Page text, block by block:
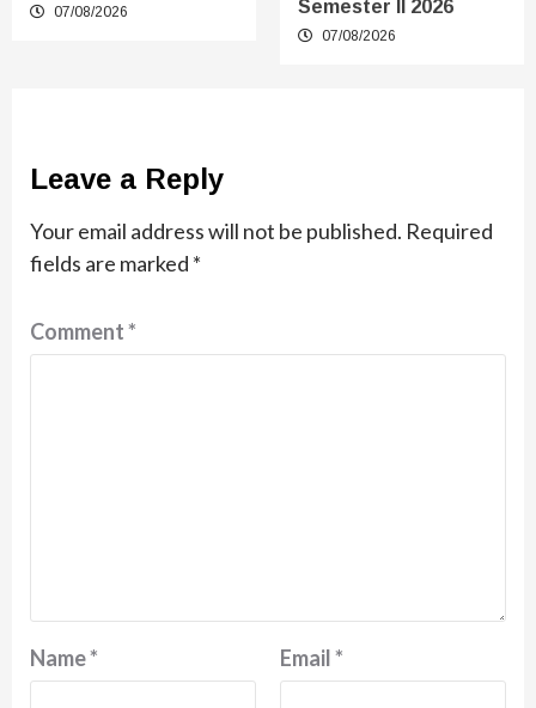
07/08/2026
Semester II 2026
07/08/2026
Leave a Reply
Your email address will not be published. Required
fields are marked *
Comment*
Name* Email*